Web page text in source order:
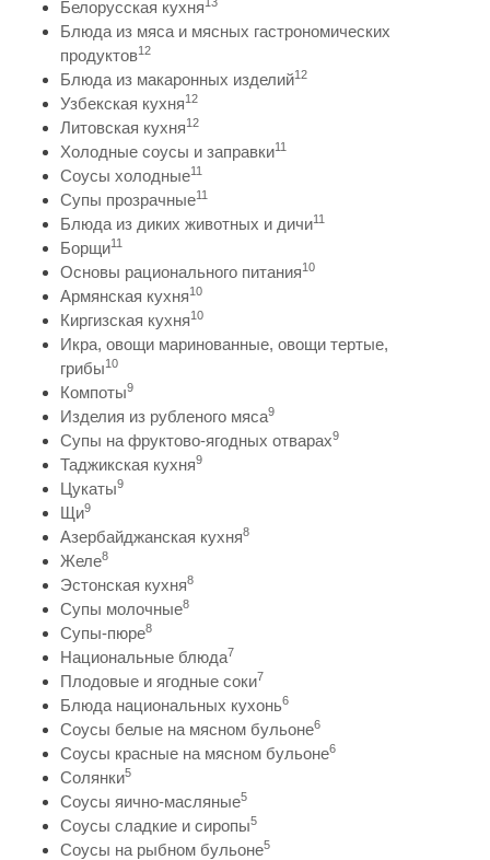
Белорусская кухня
Блюда из мяса и мясных гастрономических
продуктов12
Блюда из макаронных изделий12
Узбекская кухня12
Литовская кухня12
Холодные соусы и заправки11
Соусы холодные11
Супы прозрачные11
Блюда из диких животных и дичи11
Борщи11
Основы рационального питания10
Армянская кухня10
Киргизская кухня10
Икра, овощи маринованные, овощи тертые,
грибы10
Компоты9
Изделия из рубленого мяса9
Супы на фруктово-ягодных отварах9
Таджикская кухня9
Цукаты9
Щи9
Азербайджанская кухня8
Желе8
Эстонская кухня8
Супы молочные8
Супы-пюре8
Национальные блюда7
Плодовые и ягодные соки7
Блюда национальных кухонь6
Соусы белые на мясном бульоне6
Соусы красные на мясном бульоне6
Солянки5
Соусы яично-масляные5
Соусы сладкие и сиропы5
Соусы на рыбном бульоне5